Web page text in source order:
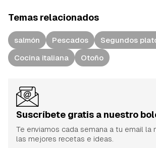
Temas relacionados
salmón Pescados
Segundos
Cocina italiana
Otoño
Suscríbete gratis a nuestro
Te enviamos cada semana a tu email la
las mejores recetas e ideas.